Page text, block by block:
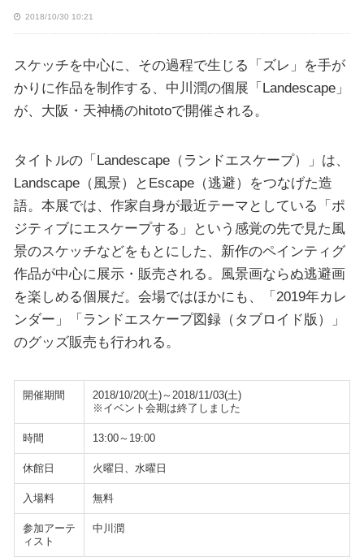
2018/10/30 10:21
スケッチを中心に、その過程で生じる「ズレ」を手が
かりに作品を制作する、中川潤の個展「Landescape」
が、大阪・天神橋のhitotoで開催される。
タイトルの「Landescape（ランドエスケープ）」は、
Landscape（風景）とEscape（逃避）をつなげた造
語。本展では、作家自身が最近テーマとしている「ポ
ジティブにエスケープする」という感覚の先で見た風
景のスケッチなどをもとにした、新作のペインティグ
作品が中心に展示・販売される。風景画ならぬ逃避画
を楽しめる個展だ。会場ではほかにも、「2019年カレ
ンダー」「ランドエスケープ図録（タブロイド版）」
のグッズ販売も行われる。
開催期間
2018/10/20(土)～2018/11/03(土)
※イベント会期は終了しました
時間 13:00～19:00
休館日 火曜日、水曜日
入場料 無料
参加アーテ
ィスト
中川潤